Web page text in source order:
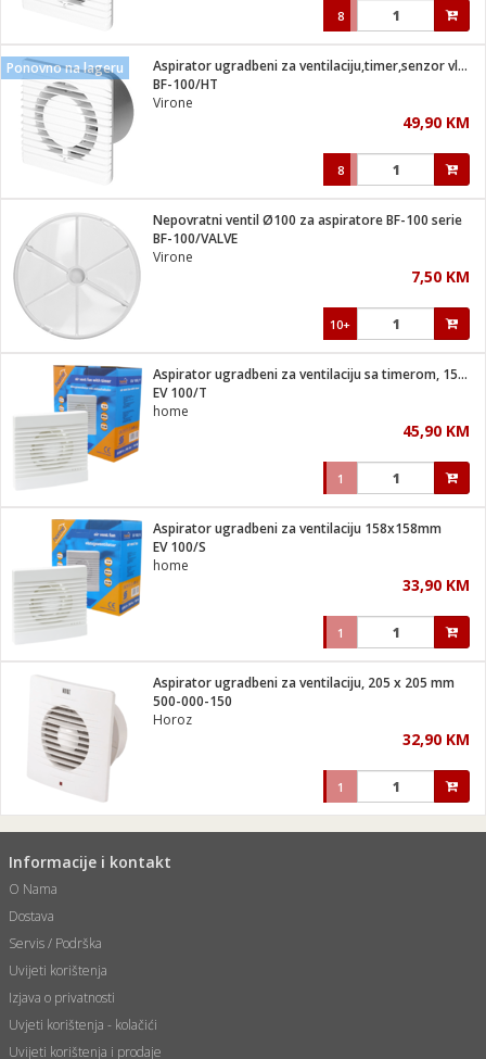
Vitrine
Sušilica
/ Zdravlje
za kosu
brijanje
tuš
8
Ponovno na lageru
Aspirator ugradbeni za ventilaciju,timer,senzor vlage,100mm
BF-100/HT
Virone
49,90 KM
8
Nepovratni ventil Ø100 za aspiratore BF-100 serie
BF-100/VALVE
Virone
7,50 KM
10+
Aspirator ugradbeni za ventilaciju sa timerom, 158x158mm
EV 100/T
home
45,90 KM
1
Aspirator ugradbeni za ventilaciju 158x158mm
EV 100/S
home
33,90 KM
1
Aspirator ugradbeni za ventilaciju, 205 x 205 mm
500-000-150
Horoz
32,90 KM
1
Informacije i kontakt
O Nama
Dostava
Servis / Podrška
Uvijeti korištenja
Izjava o privatnosti
Uvjeti korištenja - kolačići
Uvijeti korištenja i prodaje